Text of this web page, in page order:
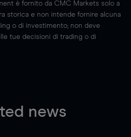
è fornito da CMC Markets solo a
storica e non intende fornire alcuna
o di investimento; non deve
tue decisioni di trading o di
news